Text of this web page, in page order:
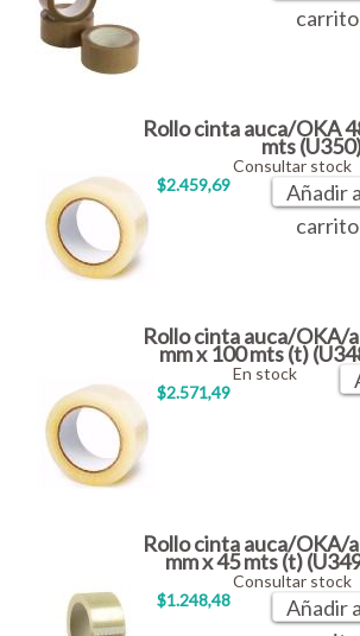
carrito
Rollo cinta auca/OKA
mts
$2.459,69
Consultar stock
Añadir
carrito
Rollo cinta auca/OKA/
mm x 100 mts (t)
$2.571,49
En stock
Rollo cinta auca/OKA/
mm x 45 mts (t)
$1.248,48
Consultar stock
Añadir